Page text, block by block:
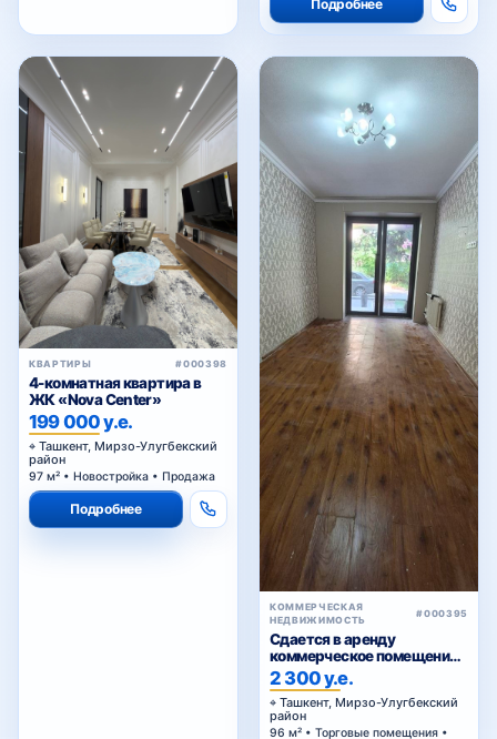
КВАРТИРЫ #000398
4-комнатная квартира в
ЖК «Nova Center»
199 000 у.е.
Ташкент, Мирзо-Улугбекский
район
97 м² • Новостройка • Продажа
Подробнее
КОММЕРЧЕСКАЯ
#000395
Сдается в аренду
коммерческое помещение
Ц1.
2 300 у.е.
Ташкент, Мирзо-Улугбекский
район
96 м² • Торговые помещения •
Аренда